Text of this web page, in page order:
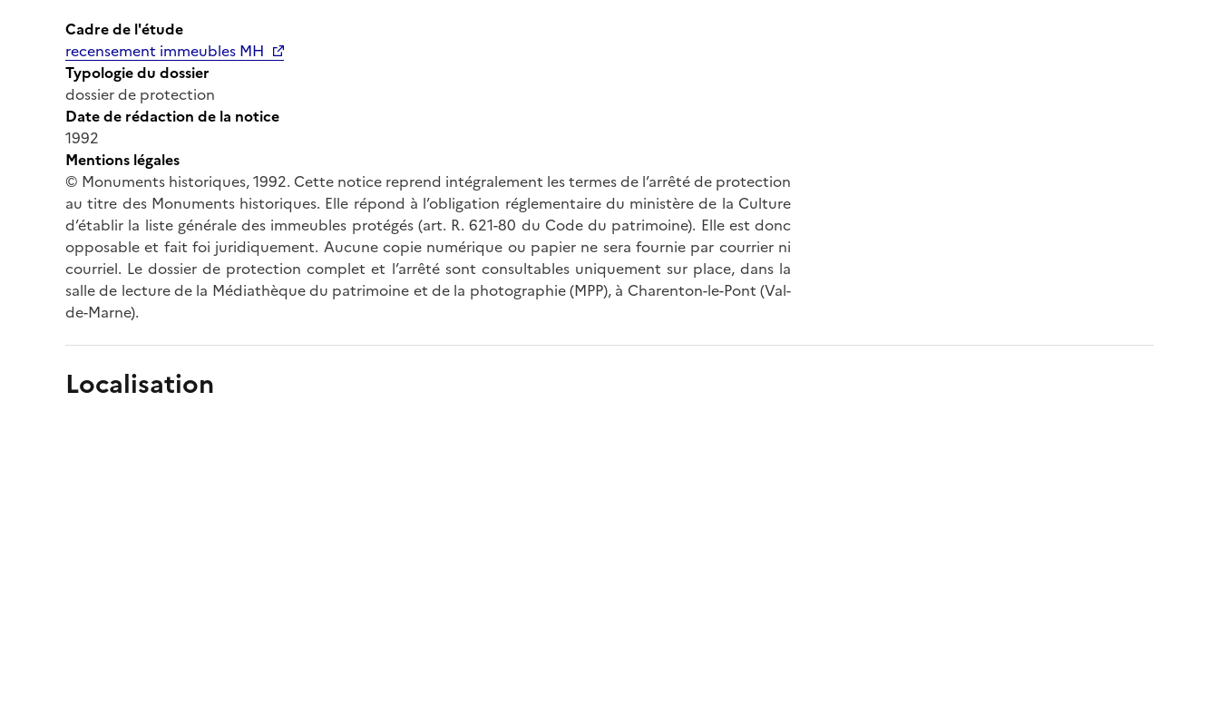
Cadre de l'étude
recensement immeubles MH
Typologie du dossier
dossier de protection
Date de rédaction de la notice
1992
Mentions légales
© Monuments historiques, 1992. Cette notice reprend intégralement les termes de l’arrêté de protection
au titre des Monuments historiques. Elle répond à l’obligation réglementaire du ministère de la Culture
d’établir la liste générale des immeubles protégés (art. R. 621-80 du Code du patrimoine). Elle est donc
opposable et fait foi juridiquement. Aucune copie numérique ou papier ne sera fournie par courrier ni
courriel. Le dossier de protection complet et l’arrêté sont consultables uniquement sur place, dans la
salle de lecture de la Médiathèque du patrimoine et de la photographie (MPP), à Charenton-le-Pont (Val-
de-Marne).
Localisation